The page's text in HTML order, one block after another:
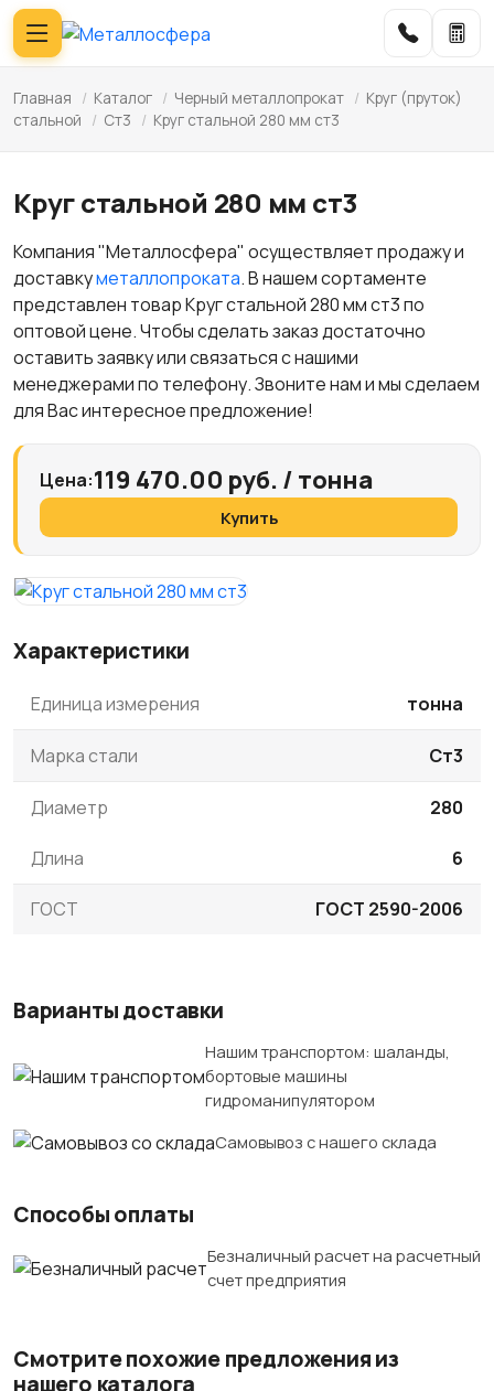
Главная / Каталог / Черный металлопрокат / Круг (пруток)
стальной
/ Ст3 / Круг стальной 280 мм ст3
Круг стальной 280 мм ст3
Компания "Металлосфера" осуществляет продажу и
доставкуметаллопроката. В нашем сортаменте
представлен товар Круг стальной 280 мм ст3 по
оптовой цене. Чтобы сделать заказ достаточно
оставить заявку или связаться с нашими
менеджерами по телефону. Звоните нам и мы сделаем
для Вас интересное предложение!
Цена:119 470.00 руб. / тонна
Купить
Характеристики
Единица измерения тонна
Марка стали Ст3
Диаметр 280
Длина 6
ГОСТ ГОСТ 2590-2006
Варианты доставки
Нашим транспортом: шаланды,
бортовые машины
гидроманипулятором
Самовывоз с нашего склада
Способы оплаты
Безналичный расчет на расчетный
счет предприятия
Смотрите похожие предложения из
нашего каталога